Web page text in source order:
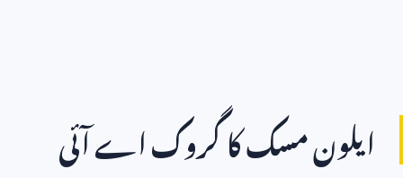
ایلون مسک کا گروک اے آئی